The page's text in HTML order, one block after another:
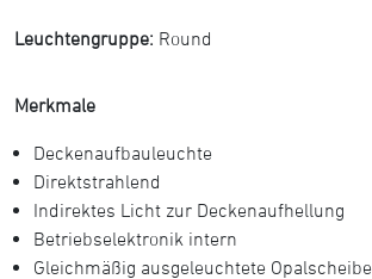
Leuchtengruppe: Round
Merkmale
Deckenaufbauleuchte
Direktstrahlend
Indirektes Licht zur Deckenaufhellung
Betriebselektronik intern
Gleichmäßig ausgeleuchtete Opalscheibe